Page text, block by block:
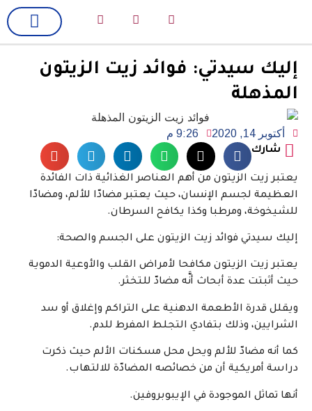
إليك سيدتي: فوائد زيت الزيتون
المذهلة
أكتوبر 14, 2020 9:26 م
شارك
يعتبر زيت الزيتون من أهم العناصر الغذائية ذات الفائدة
العظيمة لجسم الإنسان، حيث يعتبر مضادّا للألم، ومضادّا
للشيخوخة، ومرطبا وكذا يكافح السرطان.
إليك سيدتي فوائد زيت الزيتون على الجسم والصحة:
يعتبر زيت الزيتون مكافحا لأمراض القلب والأوعية الدموية
حيث أثبتت عدة أبحاث أنَّه مضادّ للتخثر.
ويقلل قدرة الأطعمة الدهنية على التراكم وإغلاق أو سد
الشرايين، وذلك بتفادي التجلط المفرط للدم.
كما أنه مضادّ للألم ويحل محل مسكنات الألم حيث ذكرت
دراسة أمريكية أن من خصائصه المضادّة للالتهاب.
أنها تماثل الموجودة في الإيبوبروفين.